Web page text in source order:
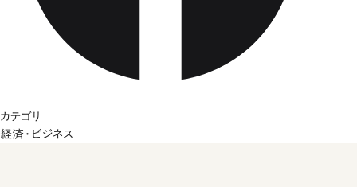
カテゴリ
経済・ビジネス